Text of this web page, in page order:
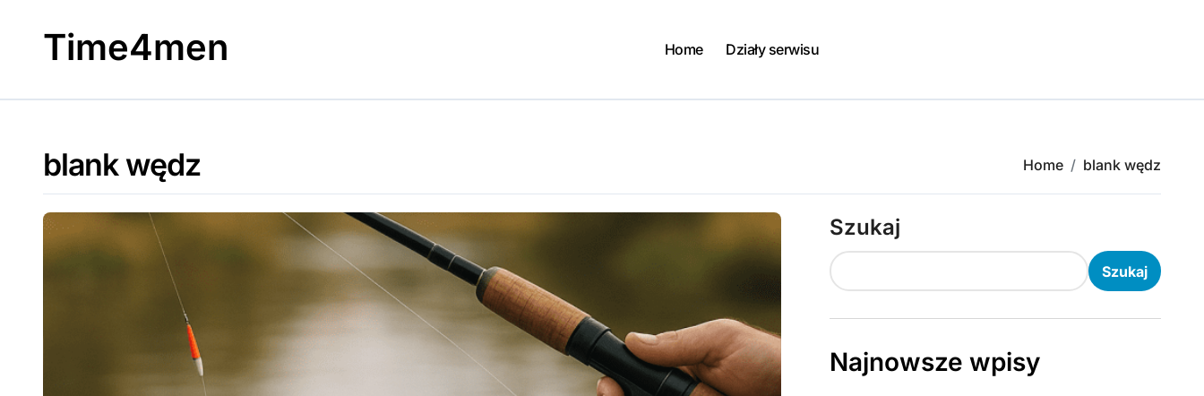
Time4men Home Działy serwisu
blank wędz Home blank wędz
Szukaj
Szukaj
Najnowsze wpisy